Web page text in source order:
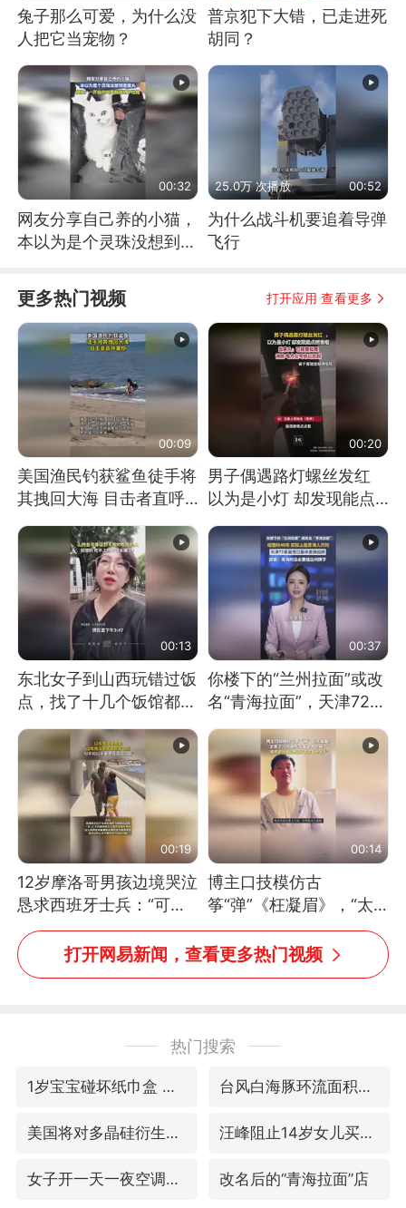
兔子那么可爱，为什么没
人把它当宠物？
普京犯下大错，已走进死
胡同？
00:32
网友分享自己养的小猫，
本以为是个灵珠没想到是
25.0万 次播放 00:52
为什么战斗机要追着导弹
飞行
更多热门视频 打开应用 查看更多
00:09
美国渔民钓获鲨鱼徒手将
其拽回大海 目击者直呼
消息）
00:20
男子偶遇路灯螺丝发红
以为是小灯 却发现能点
处理
00:13
东北女子到山西玩错过饭
点，找了十几个饭馆都没
00:37
你楼下的“兰州拉面”或改
名“青海拉面”，天津72家
00:19
12岁摩洛哥男孩边境哭泣
恳求西班牙士兵：“可不
可以不要把我遣返回国”
00:14
博主口技模仿古
筝“弹”《枉凝眉》，“太
像了～你是吃古筝长大的
吗？”“或将成为首位考级
不带古筝的选手。”（来
打开网易新闻，查看更多热门视频
热门搜索
1岁宝宝碰坏纸巾盒 宝妈被索赔924元 台风白海豚环流面积近似13个浙江
美国将对多晶硅衍生品加征15%关税 汪峰阻止14岁女儿买大牌
女子开一天一夜空调后二氧化碳中毒 改名后的“青海拉面”店